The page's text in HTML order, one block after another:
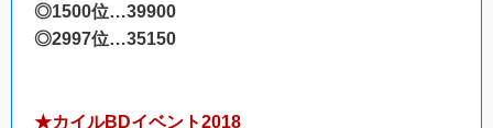
◎1500位…39900
◎2997位…35150
★カイルBDイベント2018